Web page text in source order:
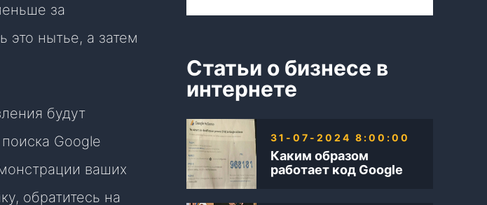
за
это нытье, а затем
будут
Google
ваших
обратитесь на
Статьи о бизнесе в
интернете
Каким образом
работает код Google
31-07-2024 8:00:00